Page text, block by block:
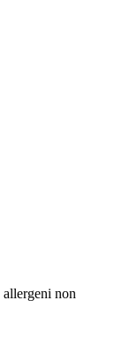
allergeni non